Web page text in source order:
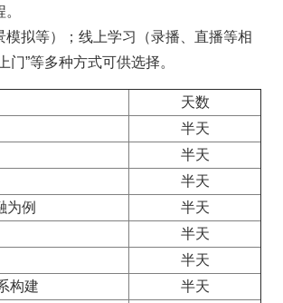
模拟等）；线上学习（录播、直播等相
”等多种方式可供选择。
天数
半天
半天
半天
为例
半天
半天
半天
构建
半天